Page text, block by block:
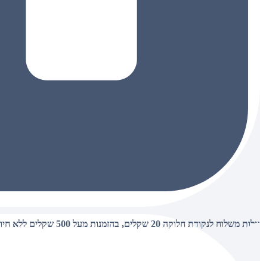
עלות משלוח לנקודת חלוקה 20 שקלים, בהזמנות מעל 500 שקלים ללא חיוב (חינם),